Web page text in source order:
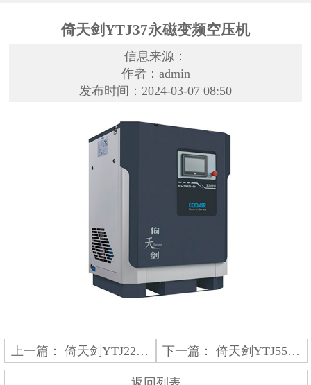
倚天剑YTJ37永磁变频空压机
信息来源：
作者：admin
发布时间：2024-03-07 08:50
上一篇： 倚天剑YTJ22永磁变频空压机 下一篇：倚天剑YTJ55永磁变频空压机